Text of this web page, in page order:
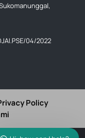
04/2022
Policy